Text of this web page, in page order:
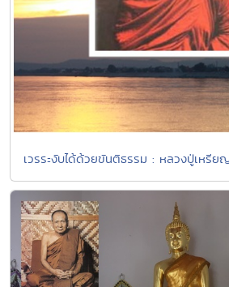
เวรระงับได้ด้วยขันติธรรม : หลวงปู่เหรีย